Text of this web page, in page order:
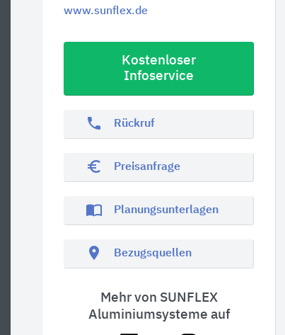
www.sunflex.de
Kostenloser
Infoservice
phone Rückruf
euro_symbol Preisanfrage
import_contacts Planungsunterlagen
location_on Bezugsquellen
Mehr von SUNFLEX
Aluminiumsysteme auf